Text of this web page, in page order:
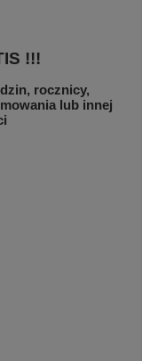
!!!
rocznicy,
lub innej